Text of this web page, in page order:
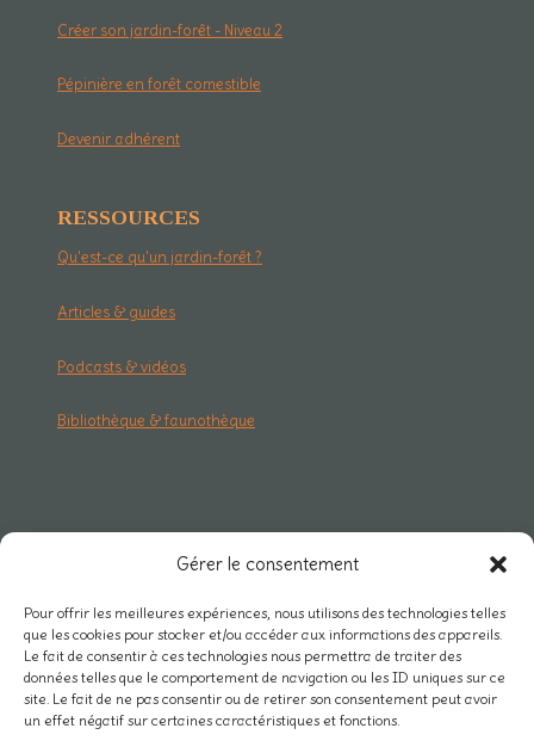
Gérer le consentement
Pour offrir les meilleures expériences, nous utilisons des technologies telles
que les cookies pour stocker et/ou accéder aux informations des appareils.
Le fait de consentir à ces technologies nous permettra de traiter des
données telles que le comportement de navigation ou les ID uniques sur ce
site. Le fait de ne pas consentir ou de retirer son consentement peut avoir
un effet négatif sur certaines caractéristiques et fonctions.
Créer son jardin-forêt - Niveau 2
Pépinière en forêt comestible
Devenir adhérent
RESSOURCES
Qu'est-ce qu'un jardin-forêt ?
Articles & guides
Podcasts & vidéos
Bibliothèque & faunothèque
Rejoindre Mycélium
Actualités du réseau